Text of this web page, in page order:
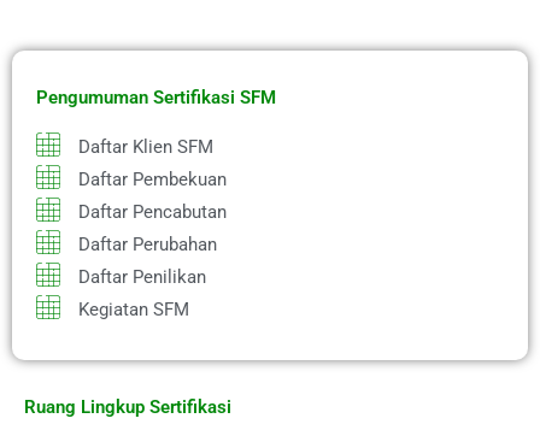
Pengumuman Sertifikasi SFM
Daftar Klien SFM
Daftar Pembekuan
Daftar Pencabutan
Daftar Perubahan
Daftar Penilikan
Kegiatan SFM
Ruang Lingkup Sertifikasi